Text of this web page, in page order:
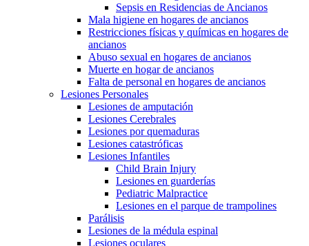
Sepsis en Residencias de Ancianos
Mala higiene en hogares de ancianos
Restricciones físicas y químicas en hogares de
ancianos
Abuso sexual en hogares de ancianos
Muerte en hogar de ancianos
Falta de personal en hogares de ancianos
Lesiones Personales
Lesiones de amputación
Lesiones Cerebrales
Lesiones por quemaduras
Lesiones catastróficas
Lesiones Infantiles
Child Brain Injury
Lesiones en guarderías
Pediatric Malpractice
Lesiones en el parque de trampolines
Parálisis
Lesiones de la médula espinal
Lesiones oculares